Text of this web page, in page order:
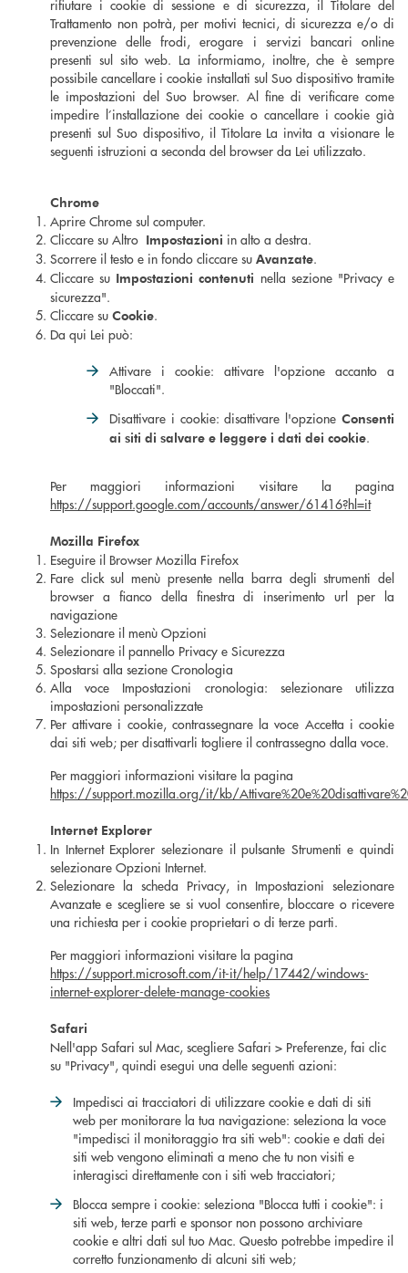
rifiutare i cookie di sessione e di sicurezza, il Titolare del
Trattamento non potrà, per motivi tecnici, di sicurezza e/o di
prevenzione delle frodi, erogare i servizi bancari online
presenti sul sito web. La informiamo, inoltre, che è sempre
possibile cancellare i cookie installati sul Suo dispositivo tramite
le impostazioni del Suo browser. Al fine di verificare come
impedire l’installazione dei cookie o cancellare i cookie già
presenti sul Suo dispositivo, il Titolare La invita a visionare le
seguenti istruzioni a seconda del browser da Lei utilizzato.
Chrome
Aprire Chrome sul computer.
Cliccare su Altro Impostazioni in alto a destra.
Scorrere il testo e in fondo cliccare su Avanzate.
Cliccare su Impostazioni contenuti nella sezione "Privacy e
sicurezza".
Cliccare su Cookie.
Da qui Lei può:
Attivare i cookie: attivare l'opzione accanto a
"Bloccati".
Disattivare i cookie: disattivare l'opzione Consenti
ai siti di salvare e leggere i dati dei cookie.
Per maggiori informazioni visitare la pagina
https://support.google.com/accounts/answer/61416?hl=it
Mozilla Firefox
Eseguire il Browser Mozilla Firefox
Fare click sul menù presente nella barra degli strumenti del
browser a fianco della finestra di inserimento url per la
navigazione
Selezionare il menù Opzioni
Selezionare il pannello Privacy e Sicurezza
Spostarsi alla sezione Cronologia
Alla voce Impostazioni cronologia: selezionare utilizza
impostazioni personalizzate
Per attivare i cookie, contrassegnare la voce Accetta i cookie
dai siti web; per disattivarli togliere il contrassegno dalla voce.
Per maggiori informazioni visitare la pagina
https://support.mozilla.org/it/kb/
Internet Explorer
In Internet Explorer selezionare il pulsante Strumenti e quindi
selezionare Opzioni Internet.
Selezionare la scheda Privacy, in Impostazioni selezionare
Avanzate e scegliere se si vuol consentire, bloccare o ricevere
una richiesta per i cookie proprietari o di terze parti.
Per maggiori informazioni visitare la pagina
https://support.microsoft.com/it-it/help/17442/windows-
internet-explorer-delete-manage-cookies
Safari
Nell'app Safari sul Mac, scegliere Safari > Preferenze, fai clic
su "Privacy", quindi esegui una delle seguenti azioni:
Impedisci ai tracciatori di utilizzare cookie e dati di siti
web per monitorare la tua navigazione: seleziona la voce
"impedisci il monitoraggio tra siti web": cookie e dati dei
siti web vengono eliminati a meno che tu non visiti e
interagisci direttamente con i siti web tracciatori;
Blocca sempre i cookie: seleziona "Blocca tutti i cookie": i
siti web, terze parti e sponsor non possono archiviare
cookie e altri dati sul tuo Mac. Questo potrebbe impedire il
corretto funzionamento di alcuni siti web;